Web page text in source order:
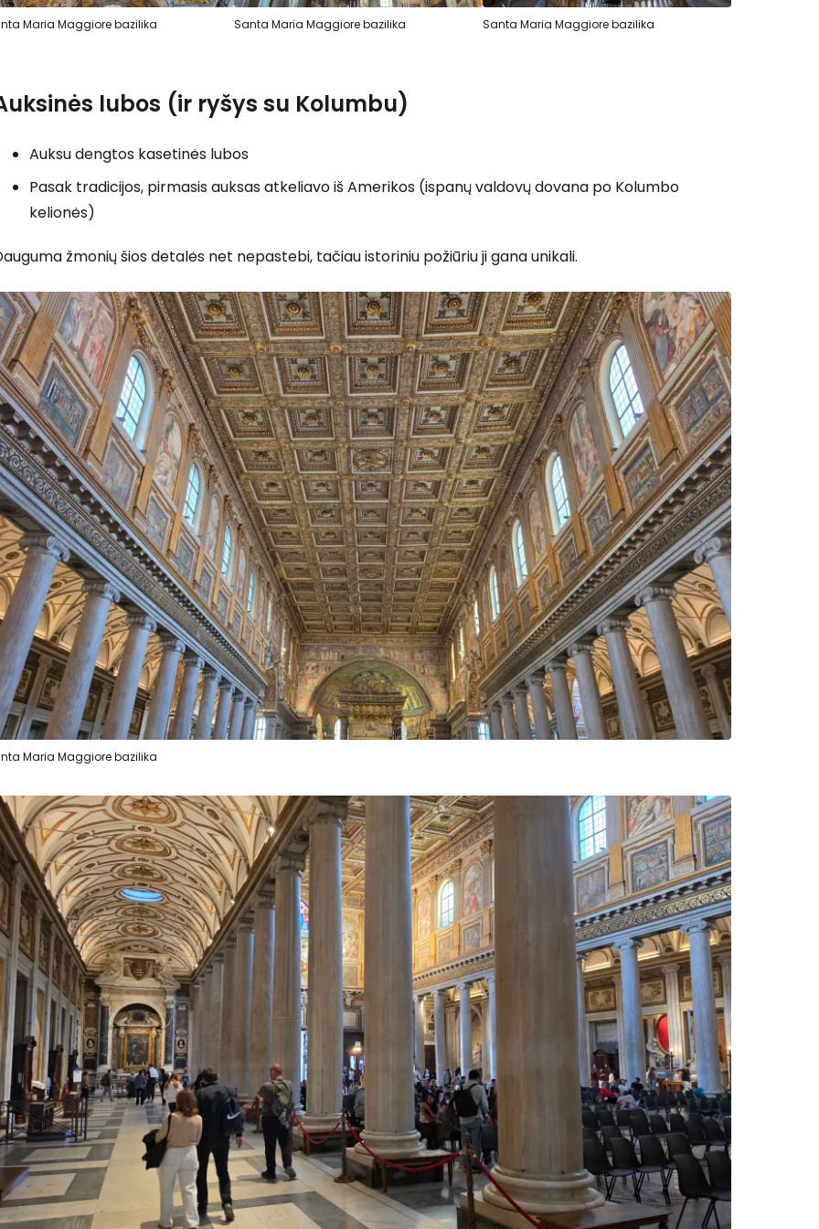
Maria Maggiore bazilika Santa Maria Maggiore bazilika Santa Maria Maggiore bazilika
lubos (ir ryšys su Kolumbu)
Auksu dengtos kasetinės lubos
Pasak tradicijos, pirmasis auksas atkeliavo iš Amerikos (ispanų valdovų dovana po Kolumbo
kelionės)
žmonių šios detalės net nepastebi, tačiau istoriniu požiūriu ji gana unikali.
Maria Maggiore bazilika